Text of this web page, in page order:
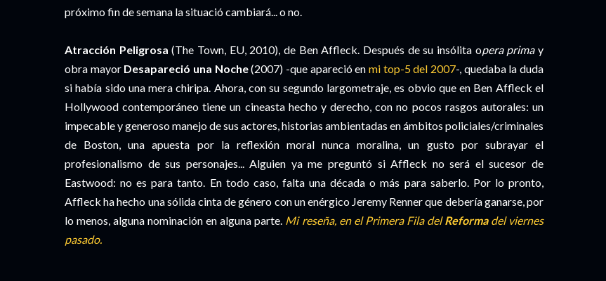
próximo fin de semana la situació cambiará... o no.
Atracción Peligrosa (The Town, EU, 2010), de Ben Affleck. Después de su insólita opera primay
obra mayor Desapareció una Noche(2007) -que apareció enmi top-5 del 2007-, quedaba la duda
si había sido una mera chiripa. Ahora, con su segundo largometraje, es obvio que en Ben Affleck el
Hollywood contemporáneo tiene un cineasta hecho y derecho, con no pocos rasgos autorales: un
impecable y generoso manejo de sus actores, historias ambientadas en ámbitos policiales/criminales
de Boston, una apuesta por la reflexión moral nunca moralina, un gusto por subrayar el
profesionalismo de sus personajes... Alguien ya me preguntó si Affleck no será el sucesor de
Eastwood: no es para tanto. En todo caso, falta una década o más para saberlo. Por lo pronto,
Affleck ha hecho una sólida cinta de género con un enérgico Jeremy Renner que debería ganarse, por
lo menos, alguna nominación en alguna parte. Mi reseña, en el Primera Fila delReformadel viernes
pasado.